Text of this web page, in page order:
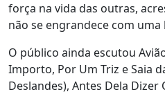
força na vida das outras,
não se engrandece com uma
O público ainda escutou
Importo, Por Um Triz e Saia
Deslandes), Antes Dela Dizer